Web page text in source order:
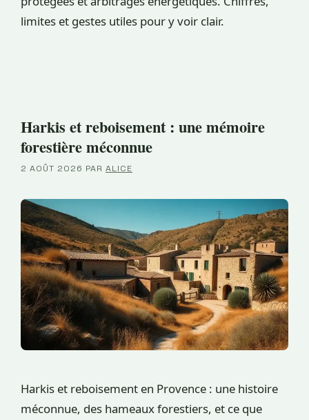
limites et gestes utiles pour y voir clair.
Harkis et reboisement : une mémoire
forestière méconnue
2 AOÛT 2026 PAR ALICE
Harkis et reboisement en Provence : une histoire
méconnue, des hameaux forestiers, et ce que